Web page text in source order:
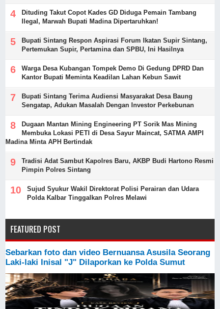
Dituding Takut Copot Kades GD Diduga Pemain Tambang
Ilegal, Marwah Bupati Madina Dipertaruhkan!
Bupati Sintang Respon Aspirasi Forum Ikatan Supir Sintang,
Pertemukan Supir, Pertamina dan SPBU, Ini Hasilnya
Warga Desa Kubangan Tompek Demo Di Gedung DPRD Dan
Kantor Bupati Meminta Keadilan Lahan Kebun Sawit
Bupati Sintang Terima Audiensi Masyarakat Desa Baung
Sengatap, Adukan Masalah Dengan Investor Perkebunan
Dugaan Mantan Mining Engineering PT Sorik Mas Mining
Membuka Lokasi PETI di Desa Sayur Maincat, SATMA AMPI
Madina Minta APH Bertindak
Tradisi Adat Sambut Kapolres Baru, AKBP Budi Hartono Resmi
Pimpin Polres Sintang
Sujud Syukur Wakil Direktorat Polisi Perairan dan Udara
Polda Kalbar Tinggalkan Polres Melawi
FEATURED POST
Sebarkan foto dan video Bernuansa Asusila Seorang
Laki-laki Inisal "J" Dilaporkan ke Polda Sumut